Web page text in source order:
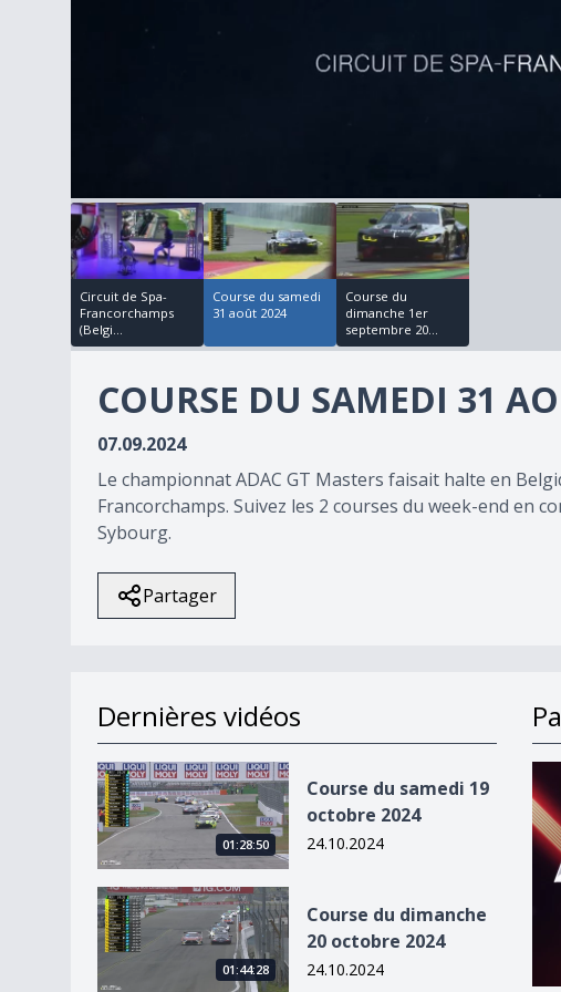
0
seconds
of
0
secondsVolume
90%
Circuit de Spa-
Francorchamps
(Belgi...
Course du samedi
31 août 2024
Course du
dimanche 1er
septembre 20...
COURSE DU SAMEDI 31
07.09.2024
Le championnat ADAC GT Masters faisait halte en
Francorchamps. Suivez les 2 courses du week-end en
Sybourg.
Partager
Dernières vidéos
Course du samedi 19 octobre 2024
01:28:50
Course du samedi 19
octobre 2024
24.10.2024
Course du dimanche 20 octobre 2024
01:44:28
Course du dimanche
20 octobre 2024
24.10.2024